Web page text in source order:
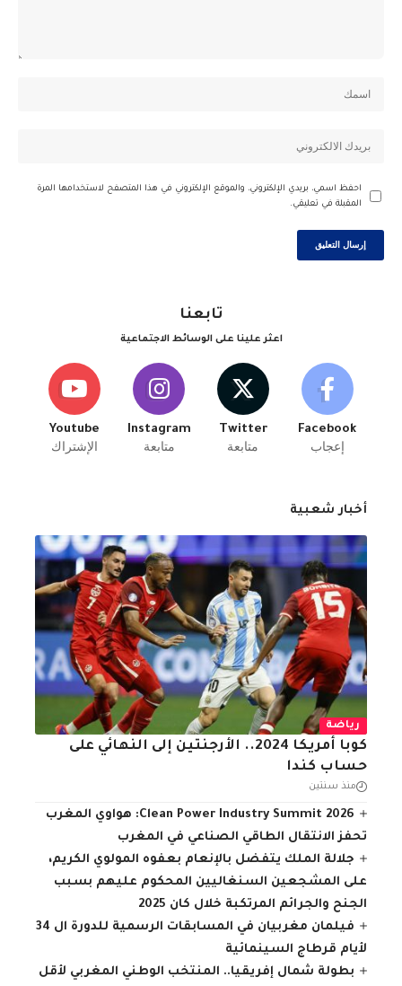
احفظ اسمي، بريدي الإلكتروني، والموقع الإلكتروني في هذا المتصفح لاستخدامها المرة
المقبلة في تعليقي.
تابعنا
اعثر علينا على الوسائط الاجتماعية
Facebook
إعجاب
Twitter
متابعة
Instagram
متابعة
Youtube
الإشتراك
أخبار شعبية
رياضة
كوبا أمريكا 2024.. الأرجنتين إلى النهائي على
حساب كندا
منذ سنتين
Clean Power Industry Summit 2026: هواوي المغرب
تحفز الانتقال الطاقي الصناعي في المغرب
جلالة الملك يتفضل بالإنعام بعفوه المولوي الكريم،
على المشجعين السنغاليين المحكوم عليهم بسبب
الجنح والجرائم المرتكبة خلال كان 2025
فيلمان مغربيان في المسابقات الرسمية للدورة ال 34
لأيام قرطاج السينمائية
بطولة شمال إفريقيا.. المنتخب الوطني المغربي لأقل